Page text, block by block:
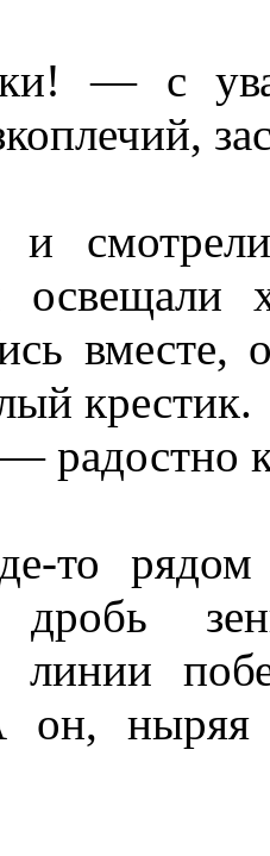
— с
освещали
вместе,
крестик.
радостно
то
дробь
линии
он, ныряя